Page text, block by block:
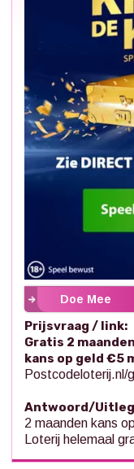
Doe Mee
Prijsvraag / link:
Gratis 2
kans op geld €5
Postcodeloterij.nl/
Antwoord/Uitleg
2 maanden kans
Loterij helemaal